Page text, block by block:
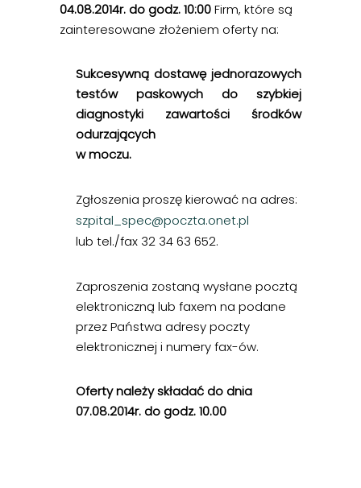
04.08.2014r. do godz. 10:00Firm, które są
zainteresowane złożeniem oferty na:
Sukcesywną dostawę jednorazowych
testów paskowych do szybkiej
diagnostyki zawartości środków
odurzających
w moczu.
Zgłoszenia proszę kierować na adres:
szpital_spec@poczta.onet.pl
lub tel./fax 32 34 63 652.
Zaproszenia zostaną wysłane pocztą
elektroniczną lub faxem na podane
przez Państwa adresy poczty
elektronicznej i numery fax-ów.
Oferty należy składać do dnia
07.08.2014r. do godz. 10.00